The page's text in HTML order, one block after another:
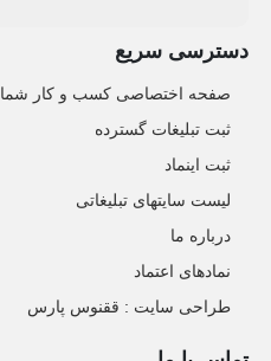
دسترسی سریع
صفحه اختصاصی کسب و کار شما
ثبت تبلیغات گسترده
ثبت اینماد
لیست سایتهای تبلیغاتی
درباره ما
نمادهای اعتماد
طراحی سایت : ققنوس پارس